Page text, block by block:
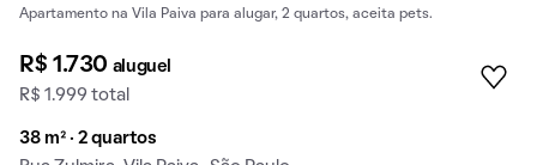
Apartamento na Vila Paiva para alugar, 2 quartos, aceita pets.
R$ 1.730 aluguel
R$ 1.999 total
38 m² · 2 quartos